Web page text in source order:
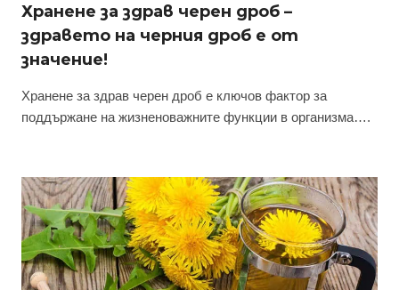
Хранене за здрав черен дроб –
здравето на черния дроб е от
значение!
Хранене за здрав черен дроб е ключов фактор за
поддържане на жизненоважните функции в организма….